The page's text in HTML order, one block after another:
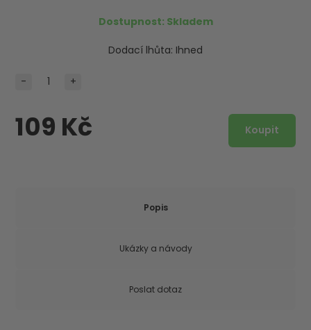
Dostupnost: Skladem
Dodací lhůta: Ihned
109 Kč
- +
Popis
Ukázky a návody
Poslat dotaz